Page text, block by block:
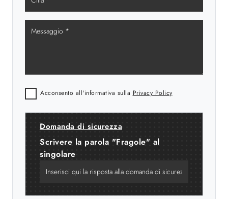
Acconsento all'informativa sulla Privacy Policy
Domanda di sicurezza
Scrivere la parola "Fragole" al
singolare